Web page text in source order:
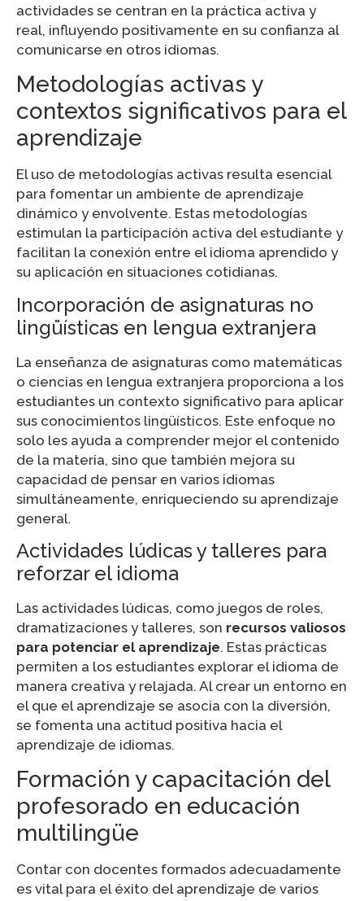
actividades se centran en la práctica activa y
real, influyendo positivamente en su confianza al
comunicarse en otros idiomas.
Metodologías activas y
contextos significativos para el
aprendizaje
El uso de metodologías activas resulta esencial
para fomentar un ambiente de aprendizaje
dinámico y envolvente. Estas metodologías
estimulan la participación activa del estudiante y
facilitan la conexión entre el idioma aprendido y
su aplicación en situaciones cotidianas.
Incorporación de asignaturas no
lingüísticas en lengua extranjera
La enseñanza de asignaturas como matemáticas
o ciencias en lengua extranjera proporciona a los
estudiantes un contexto significativo para aplicar
sus conocimientos lingüísticos. Este enfoque no
solo les ayuda a comprender mejor el contenido
de la materia, sino que también mejora su
capacidad de pensar en varios idiomas
simultáneamente, enriqueciendo su aprendizaje
general.
Actividades lúdicas y talleres para
reforzar el idioma
Las actividades lúdicas, como juegos de roles,
dramatizaciones y talleres, son recursos valiosos
para potenciar el aprendizaje. Estas prácticas
permiten a los estudiantes explorar el idioma de
manera creativa y relajada. Al crear un entorno en
el que el aprendizaje se asocia con la diversión,
se fomenta una actitud positiva hacia el
aprendizaje de idiomas.
Formación y capacitación del
profesorado en educación
multilingüe
Contar con docentes formados adecuadamente
es vital para el éxito del aprendizaje de varios